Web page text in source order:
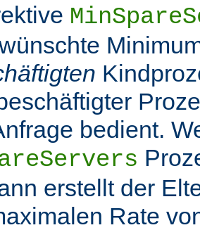
bedient.
erstellt der
Rate